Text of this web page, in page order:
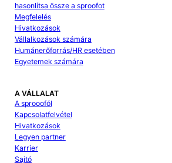
hasonlítsa össze a sproofot
Megfelelés
Hivatkozások
Vállalkozások számára
Humánerőforrás/HR esetében
Egyetemek számára
A VÁLLALAT
A sprooofól
Kapcsolatfelvétel
Hivatkozások
Legyen partner
Karrier
Sajtó